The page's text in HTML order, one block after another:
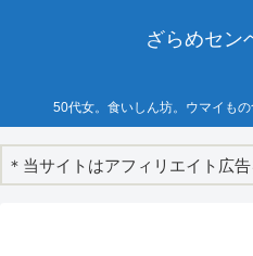
ざらめセン
50代女。食いしん坊。ウマイもの
＊当サイトはアフィリエイト広